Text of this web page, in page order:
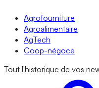
Agrofourniture
Agroalimentaire
AgTech
Coop-négoce
Tout l'historique de vos